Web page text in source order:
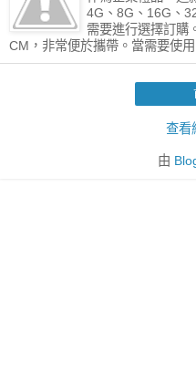
4G、8G、16G、
需要進行選擇訂購
CM，非常便於攜帶。當需要使用
查看
由